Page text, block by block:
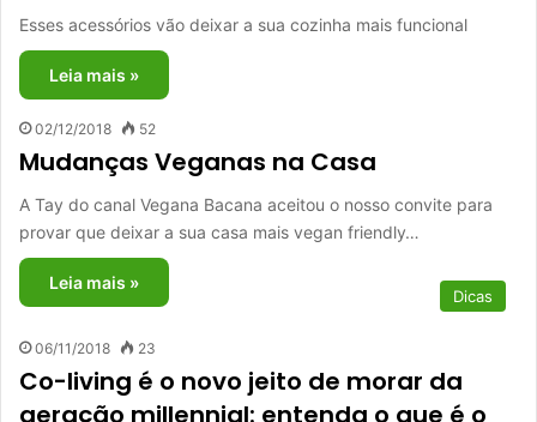
Esses acessórios vão deixar a sua cozinha mais funcional
Leia mais »
02/12/2018 52
Mudanças Veganas na Casa
A Tay do canal Vegana Bacana aceitou o nosso convite para
provar que deixar a sua casa mais vegan friendly…
Leia mais »
Dicas
06/11/2018 23
Co-living é o novo jeito de morar da
geração millennial: entenda o que é o